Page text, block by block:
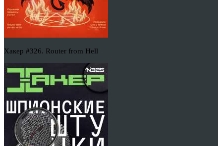
Хакер #326. Router from Hell